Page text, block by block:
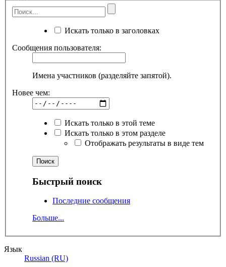
Искать только в заголовках
Сообщения пользователя:
Имена участников (разделяйте запятой).
Новее чем:
Искать только в этой теме
Искать только в этом разделе
Отображать результаты в виде тем
Быстрый поиск
Последние сообщения
Больше...
Язык
Russian (RU)